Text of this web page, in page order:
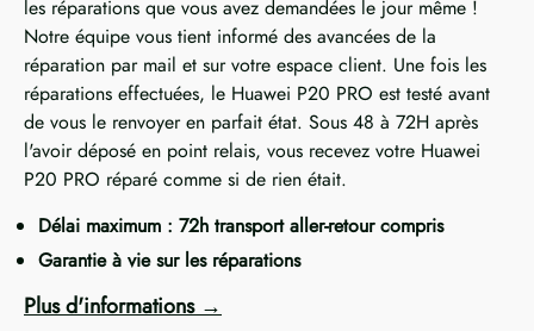
les réparations que vous avez demandées le jour même !
Notre équipe vous tient informé des avancées de la
réparation par mail et sur votre espace client. Une fois les
réparations effectuées, le Huawei P20 PRO est testé avant
de vous le renvoyer en parfait état. Sous 48 à 72H après
l'avoir déposé en point relais, vous recevez votre Huawei
P20 PRO réparé comme si de rien était.
Délai maximum : 72h transport aller-retour compris
Garantie à vie sur les réparations
Plus d'informations